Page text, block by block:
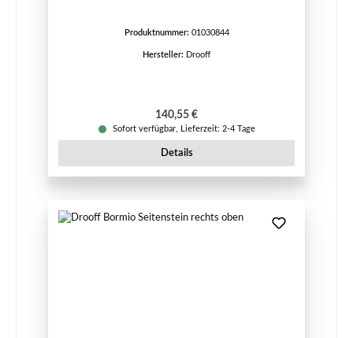
Produktnummer: 01030844
Hersteller: Drooff
Regulärer Preis:
140,55 €
Sofort verfügbar, Lieferzeit: 2-4 Tage
Details